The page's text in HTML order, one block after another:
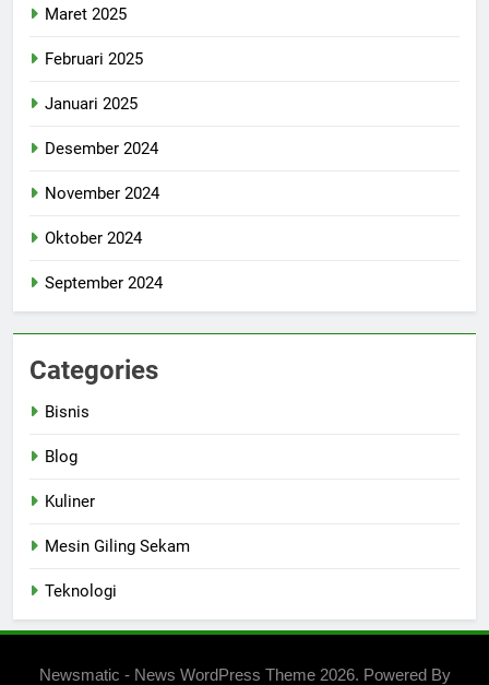
Maret 2025
Februari 2025
Januari 2025
Desember 2024
November 2024
Oktober 2024
September 2024
Categories
Bisnis
Blog
Kuliner
Mesin Giling Sekam
Teknologi
Newsmatic - News WordPress Theme 2026. Powered By